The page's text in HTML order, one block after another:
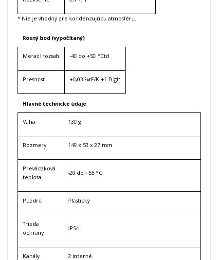
* Nie je vhodný pre kondenzujúcu atmosféru.
Rosný bod (vypočítaný)
Merací rozsah -40 do +50 °Ctd
Presnosť +0,03 %rF/K ±1 Digit
Hlavné technické údaje
Váha 130 g
Rozmery 149 x 53 x 27 mm
Prevádzková
teplota
-20 do +55 °C
Puzdro Plastický
Trieda
ochrany
IP54
Kanály 2 interné